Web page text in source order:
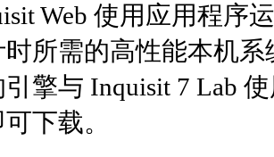
Web 使用应用程序
时所需的高性能本机系
引擎与 Inquisit 7 Lab
下载。